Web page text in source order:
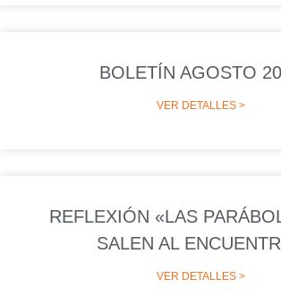
BOLETÍN AGOSTO
VER DETALLES >
REFLEXIÓN «LAS
SALEN AL
VER DETALLES >